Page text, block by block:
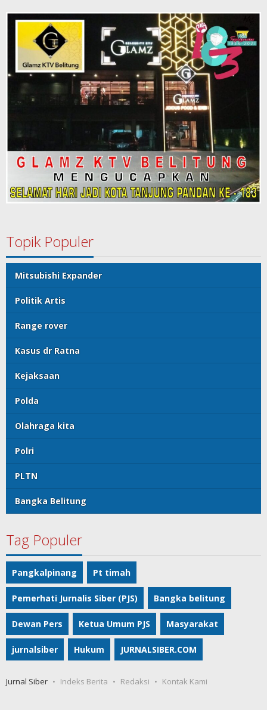
Topik Populer
Mitsubishi Expander
Politik Artis
Range rover
Kasus dr Ratna
Kejaksaan
Polda
Olahraga kita
Polri
PLTN
Bangka Belitung
Tag Populer
Pangkalpinang Pt timah
Pemerhati Jurnalis Siber (PJS) Bangka belitung
Dewan Pers Ketua Umum PJS Masyarakat
jurnalsiber Hukum JURNALSIBER.COM
Jurnal Siber Indeks Berita Redaksi Kontak Kami